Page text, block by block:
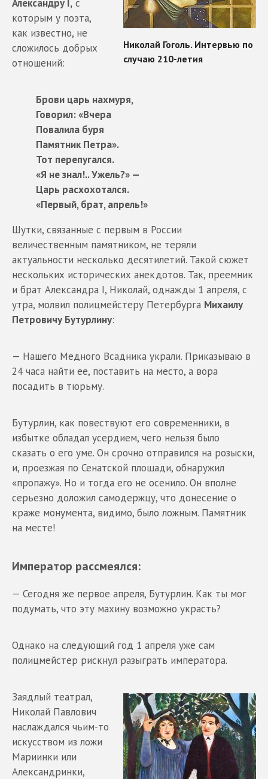
Александру I, с
которым у поэта,
как известно, не
сложилось добрых
отношений:
Брови царь нахмуря,
Говорил: «Вчера
Повалила буря
Памятник Петра».
Тот перепугался.
«Я не знал!.. Ужель?» —
Царь расхохотался.
«Первый, брат, апрель!»
Шутки, связанные с первым в России
величественным памятником, не теряли
актуальности несколько десятилетий. Такой сюжет
нескольких исторических анекдотов. Так, преемник
и брат Александра I, Николай, однажды 1 апреля, с
утра, молвил полицмейстеру Петербурга Михаилу
Петровичу Бутурлину:
— Нашего Медного Всадника украли. Приказываю в
24 часа найти ее, поставить на место, а вора
посадить в тюрьму.
Бутурлин, как повествуют его современники, в
избытке обладал усердием, чего нельзя было
сказать о его уме. Он срочно отправился на розыски,
и, проезжая по Сенатской площади, обнаружил
«пропажу». Но и тогда его не осенило. Он вполне
серьезно доложил самодержцу, что донесение о
краже монумента, видимо, было ложным. Памятник
на месте!
Император рассмеялся:
— Сегодня же первое апреля, Бутурлин. Как ты мог
подумать, что эту махину возможно украсть?
Однако на следующий год 1 апреля уже сам
полицмейстер рискнул разыграть императора.
Заядлый театрал,
Николай Павлович
наслаждался чьим-то
искусством из ложи
Мариинки или
Александринки,